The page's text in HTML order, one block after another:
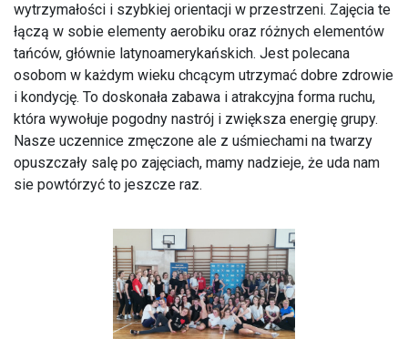
wytrzymałości i szybkiej orientacji w przestrzeni. Zajęcia te
łączą w sobie elementy aerobiku oraz różnych elementów
tańców, głównie latynoamerykańskich. Jest polecana
osobom w każdym wieku chcącym utrzymać dobre zdrowie
i kondycję. To doskonała zabawa i atrakcyjna forma ruchu,
która wywołuje pogodny nastrój i zwiększa energię grupy.
Nasze uczennice zmęczone ale z uśmiechami na twarzy
opuszczały salę po zajęciach, mamy nadzieje, że uda nam
sie powtórzyć to jeszcze raz.